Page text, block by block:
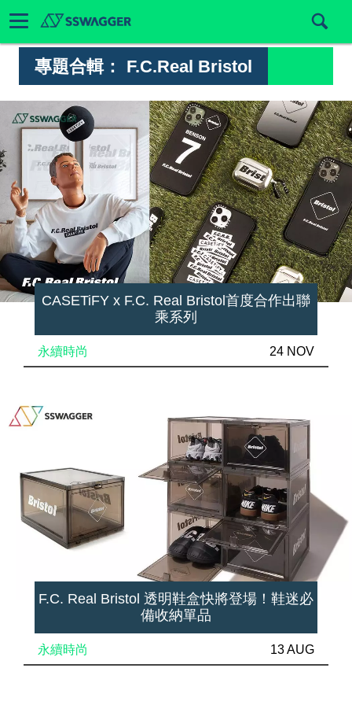
專題合輯： F.C.Real Bristol
CASETiFY x F.C. Real Bristol首度合作出聯
乘系列
永續時尚 24 NOV
F.C. Real Bristol 透明鞋盒快將登場！鞋迷必
備收納單品
永續時尚 13 AUG